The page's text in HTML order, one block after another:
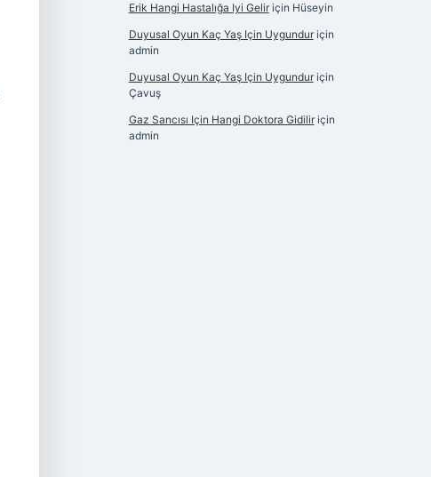
Erik Hangi Hastalığa Iyi Geliriçin Hüseyin
Duyusal Oyun Kaç Yaş Için Uygunduriçin
admin
Duyusal Oyun Kaç Yaş Için Uygunduriçin
Çavuş
Gaz Sancısı Için Hangi Doktora Gidiliriçin
admin